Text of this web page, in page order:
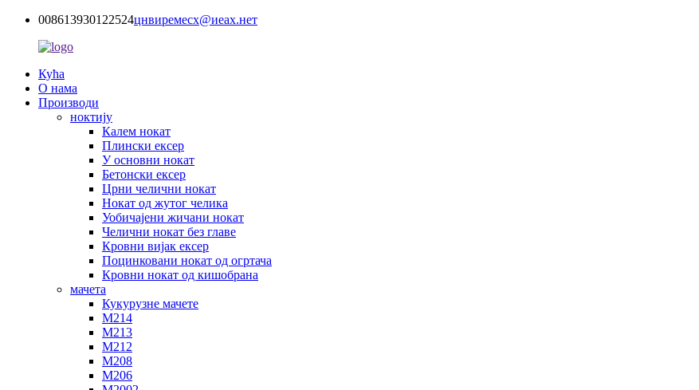
008613930122524цнвиремесх@иеах.нет
Кућа
О нама
Производи
ноктију
Калем нокат
Плински ексер
У основни нокат
Бетонски ексер
Црни челични нокат
Нокат од жутог челика
Уобичајени жичани нокат
Челични нокат без главе
Кровни вијак ексер
Поцинковани нокат од огртача
Кровни нокат од кишобрана
мачета
Кукурузне мачете
М214
М213
М212
М208
М206